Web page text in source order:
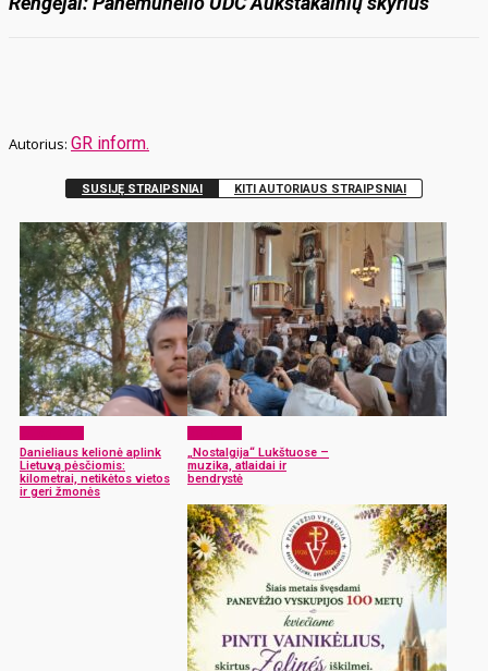
GR inform.
SUSIJĘ STRAIPSNIAI KITI AUTORIAUS STRAIPSNIAI
Danieliaus kelionė aplink
Lietuvą pėsčiomis:
kilometrai, netikėtos vietos
ir geri žmonės
„Nostalgija“ Lukštuose –
muzika, atlaidai ir
bendrystė